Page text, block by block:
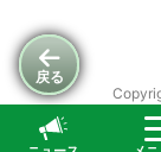
戻る